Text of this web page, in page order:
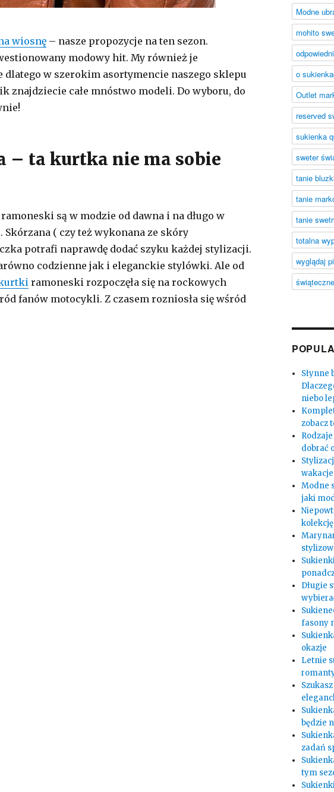
wiosnę– nasze propozycje na ten sezon.
modowy hit. My również je
dlatego w szerokim asortymencie naszego sklepu
znajdziecie całe mnóstwo modeli. Do wyboru, do
– ta kurtka nie ma sobie
są w modzie od dawna i na długo w
Skórzana ( czy też wykonana ze skóry
potrafi naprawdę dodać szyku każdej stylizacji.
codzienne jak i eleganckie stylówki. Ale od
ramoneski rozpoczęła się na rockowych
fanów motocykli. Z czasem rozniosła się wśród
Modne
mohito
o
Outlet
reserved
sukienka
sweter
tanie
tanie
tanie
totalna
wyglądaj
Słynne
niebo
zobacz
dobrać
Modne
jaki
Długie
fasony
okazje
Letnie
będzie
zadań
tym